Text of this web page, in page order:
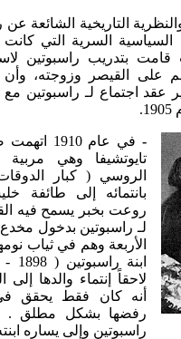
التاريخية الشائعة عن
السرية التي
بتدريب راسبوتين
على القيصر وزوجته، وأن
اجتماع لـ راسبوتين مع
في عام 1910
تايوتشيفا وهي مربية
الروسي ( كبار
بانتمائه إلى طائفة
روعت بخبر يسمح فيه
لـ راسبوتين بدخول مخدع
الأربعة وهم في ثياب
لاحقاً إنتماء والدها إلى
أنه كان فقط يحقق
رفضها بشكل مطلق .
راسبوتين وإلى يساره